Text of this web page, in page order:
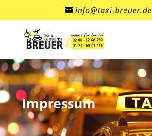
info@taxi-breuer.de
Impressum